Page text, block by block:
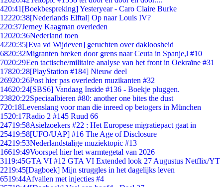
420:41 [Boekbespreking] Yesteryear - Caro Claire Burke
12220:38[Nederlands Elftal] Op naar Louis IV?
220:37Jerney Kaagman overleden
12020:36Nederland toen
4220:35[Eva vd Wijdeven] geruchten over dakloosheid
6820:32Migranten breken door grens naar Ceuta in Spanje,l #10
7020:29Een tactische/militaire analyse van het front in Oekraïne #31
17820:28[PlayStation #184] Nieuw deel
26920:26Post hier pas overleden muzikanten #32
14620:24[SBS6] Vandaag Inside #136 - Boekje pluggen.
23820:22Speciaalbieren #80: another one bites the dust
720:18Levenslang voor man die inreed op betogers in München
1520:17Radio 2 #145 Ruud 66
24719:58Asielzoekers #22 : Het Europese migratiepact gaat in
25419:58[UFO/UAP] #16 The Age of Disclosure
24219:53Nederlandstalige muziektopic #13
16619:49Voorspel hier het warmtegetal van 2026
3119:45GTA VI #12 GTA VI Extended look 27 Augustus Netflix/YT
2219:45[Dagboek] Mijn struggles in het dagelijks leven
6519:44Afvallen met injecties #4